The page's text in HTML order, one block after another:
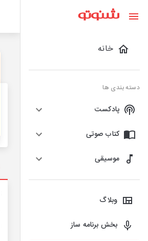
خانه
دسته بندی ها
پادکست
کتاب صوتی
موسیقی
وبلاگ
بخش برنامه ساز